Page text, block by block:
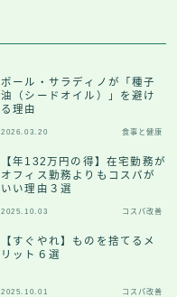
ポール・サラディノが「種子
油（シードオイル）」を避け
る理由
2026.03.20 食事と健康
【年132万円の得】在宅勤務が
オフィス勤務よりもコスパが
いい理由３選
2025.10.03 コスパ改善
【すぐやれ】ものを捨てるメ
リット６選
2025.10.01 コスパ改善